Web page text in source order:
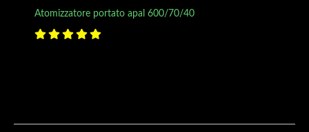
Atomizzatore portato apal 600/70/40